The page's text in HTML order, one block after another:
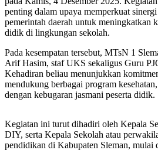
penting dalam upaya memperkuat
pemerintah daerah untuk meningkatkan
didik di lingkungan sekolah.
Pada kesempatan tersebut, MTsN 1
Arif Hasim, staf UKS sekaligus Guru
Kehadiran beliau menunjukkan
mendukung berbagai program
dengan kebugaran jasmani peserta didik.
Kegiatan ini turut dihadiri oleh Kepala
DIY, serta Kepala Sekolah atau
pendidikan di Kabupaten Sleman, mulai